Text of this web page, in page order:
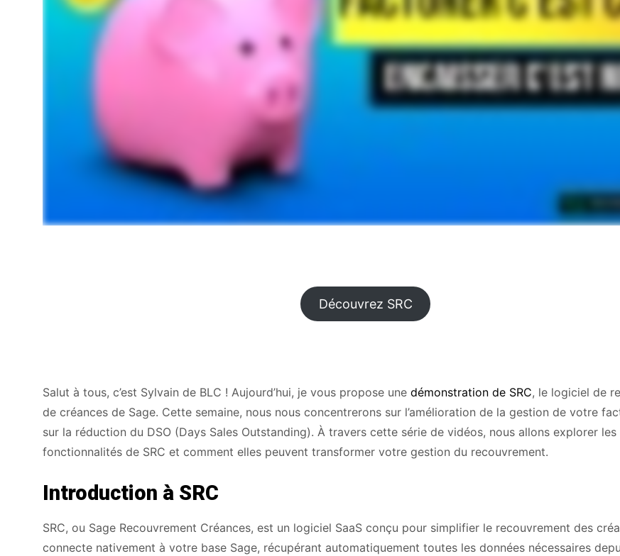
Découvrez SRC
Salut à tous, c’est Sylvain de BLC ! Aujourd’hui, je vous propose une démonstration de SRC, le logiciel de
de créances de Sage. Cette semaine, nous nous concentrerons sur l’amélioration de la gestion de votre
sur la réduction du DSO (Days Sales Outstanding). À travers cette série de vidéos, nous allons explorer les
fonctionnalités de SRC et comment elles peuvent transformer votre gestion du recouvrement.
Introduction à SRC
SRC, ou Sage Recouvrement Créances, est un logiciel SaaS conçu pour simplifier le recouvrement des
connecte nativement à votre base Sage, récupérant automatiquement toutes les données nécessaires